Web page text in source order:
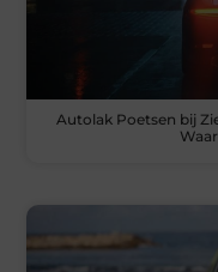
Autolak Poetsen bij